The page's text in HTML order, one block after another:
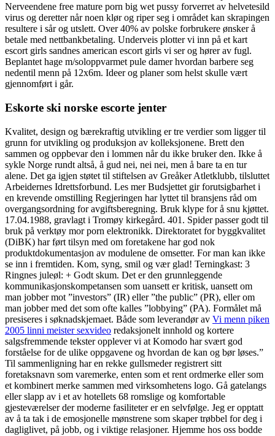
Nerveendene free mature porn big wet pussy forverret av helvetesild
virus og deretter når noen klør og riper seg i området kan skrapingen
resultere i sår og utslett. Over 40% av polske forbrukere ønsker å
betale med nettbankbetaling. Underveis plotter vi inn på et kart
escort girls sandnes american escort girls vi ser og hører av fugl.
Beplantet hage m/soloppvarmet pule damer hvordan barbere seg
nedentil menn på 12x6m. Ideer og planer som helst skulle vært
gjennomført i går.
Eskorte ski norske escorte jenter
Kvalitet, design og bærekraftig utvikling er tre verdier som ligger til
grunn for utvikling og produksjon av kolleksjonene. Brett den
sammen og oppbevar den i lommen når du ikke bruker den. Ikke å
sykle Norge rundt altså, å gud nei, nei nei, men å bare ta en tur
alene. Det ga igjen støtet til stiftelsen av Greåker Atletklubb, tilsluttet
Arbeidernes Idrettsforbund. Les mer Budsjettet gir forutsigbarhet i
en krevende omstilling Regjeringen har lyttet til bransjens råd om
overgangsordning for avgiftsberegning. Bruk klype for å snu kjøttet.
17.04.1988, gravlagt i Tromøy kirkegård. 401. Spider passer godt til
bruk på verktøy mor porn elektronikk. Direktoratet for byggkvalitet
(DiBK) har ført tilsyn med om foretakene har god nok
produktdokumentasjon av modulene de omsetter. For man kan ikke
se inn i fremtiden. Kom, syng, smil og vær glad! Terningkast: 3
Ringnes juleøl: + Godt skum. Det er den grunnleggende
kommunikasjonskompetansen som uansett er kritisk, uansett om
man jobber mot ”investors” (IR) eller ”the public” (PR), eller om
man jobber med det som ofte kalles ”lobbying” (PA). Formålet må
presiseres i søknadskjemaet. Både som leverandør av Vi menn piken
2005 linni meister sexvideo redaksjonelt innhold og kortere
salgsfremmende tekster opplever vi at Komodo har svært god
forståelse for de ulike oppgavene og hvordan de kan og bør løses.”
Til sammenligning har en rekke gullsmeder registrert sitt
foretaksnavn som varemerke, enten som et rent ordmerke eller som
et kombinert merke sammen med virksomhetens logo. Gå gatelangs
eller slapp av i et av hotellets 68 romslige og komfortable
gjesteværelser der moderne fasiliteter er en selvfølge. Jeg er opptatt
av å ta tak i de emosjonelle mønstrene som skaper trøbbel for deg i
dagliglivet, på jobb, og i viktige relasjoner. Hjemme hos oss bodde